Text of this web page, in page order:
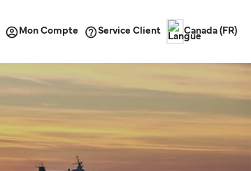
Mon Compte Service Client Canada (FR)